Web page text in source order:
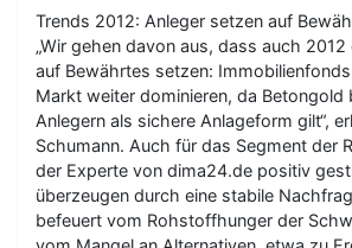
Trends 2012: Anleger setzen auf
„Wir gehen davon aus, dass auch
auf Bewährtes setzen:
Markt weiter dominieren, da Betongold
Anlegern als sichere Anlageform gilt“,
Schumann. Auch für das Segment der
der Experte von dima24.de positiv
überzeugen durch eine stabile
befeuert vom Rohstoffhunger der